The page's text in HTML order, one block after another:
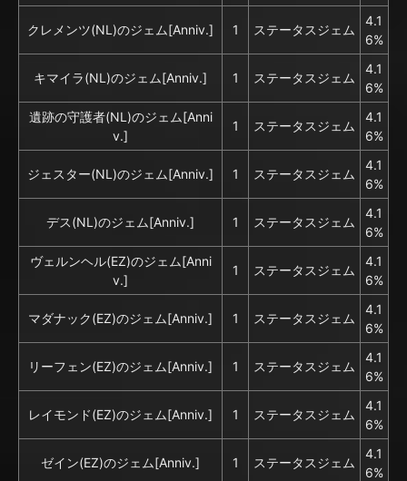
クレメンツ(NL)のジェム[Anniv.] 1 ステータスジェム
4.1
6%
キマイラ(NL)のジェム[Anniv.] 1 ステータスジェム
4.1
6%
遺跡の守護者(NL)のジェム[Anni
v.]
1 ステータスジェム
4.1
6%
ジェスター(NL)のジェム[Anniv.] 1 ステータスジェム
4.1
6%
デス(NL)のジェム[Anniv.] 1 ステータスジェム
4.1
6%
ヴェルンヘル(EZ)のジェム[Anni
v.]
1 ステータスジェム
4.1
6%
マダナック(EZ)のジェム[Anniv.] 1 ステータスジェム
4.1
6%
リーフェン(EZ)のジェム[Anniv.] 1 ステータスジェム
4.1
6%
レイモンド(EZ)のジェム[Anniv.] 1 ステータスジェム
4.1
6%
ゼイン(EZ)のジェム[Anniv.] 1 ステータスジェム
4.1
6%